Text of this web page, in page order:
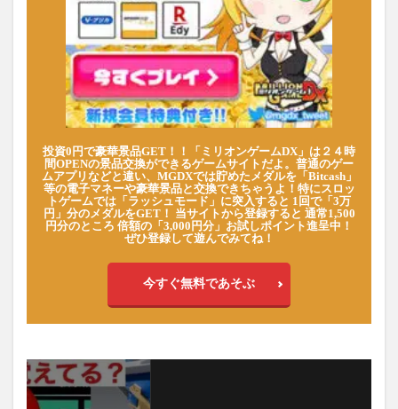
投資0円で豪華景品GET！！「ミリオンゲームDX」は２４時
間OPENの景品交換ができるゲームサイトだよ。普通のゲー
ムアプリなどと違い、MGDXでは貯めたメダルを「Bitcash」
等の電子マネーや豪華景品と交換できちゃうよ！特にスロッ
トゲームでは「ラッシュモード」に突入すると 1回で「3万
円」分のメダルをGET！ 当サイトから登録すると 通常1,500
円分のところ 倍額の「3,000円分」お試しポイント進呈中！
ぜひ登録して遊んでみてね！
今すぐ無料であそぶ